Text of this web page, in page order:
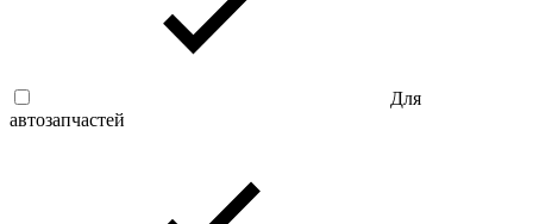
Для
автозапчастей